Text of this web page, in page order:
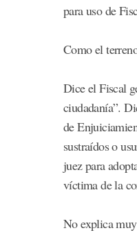
para uso de
Como el
Dice el Fiscal
ciudadanía”.
de
sustraídos o
juez para
víctima de la
No explica